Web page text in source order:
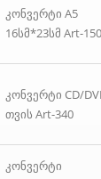
ანტისტეპლერი
აპარატი
კონვერტი A5
16სმ*23სმ Art-150
კონვერტი CD/
თვის Art-340
კონვერტი